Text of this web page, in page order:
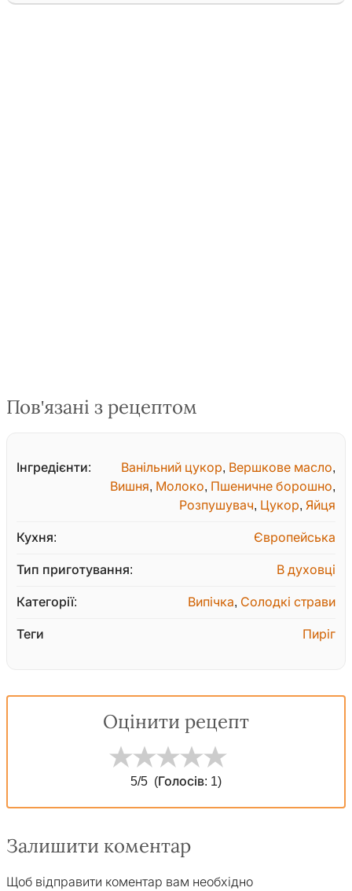
Пов'язані з рецептом
Інгредієнти: Ванільний цукор, Вершкове масло,
Вишня, Молоко, Пшеничне борошно,
Розпушувач, Цукор, Яйця
Кухня: Європейська
Тип приготування: В духовці
Категорії: Випічка, Солодкі страви
Теги Пиріг
Оцінити рецепт
5/5 (Голосів: 1)
Залишити коментар
Щоб відправити коментар вам необхідно